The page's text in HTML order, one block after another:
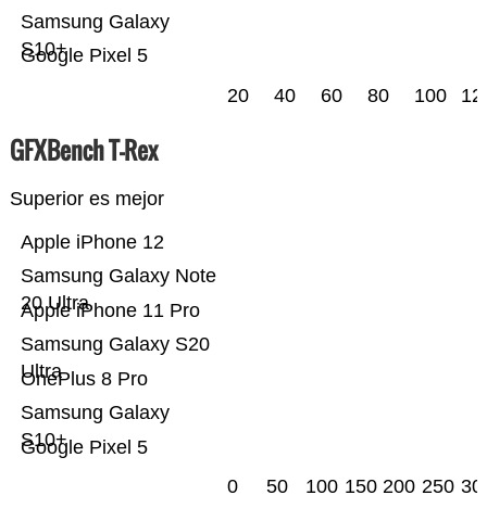
Google Pixel 5
Samsung Galaxy
S10+
20 40 60 80 100
GFXBench T-Rex
Superior es mejor
Google Pixel 5
Samsung Galaxy
S10+
OnePlus 8 Pro
Samsung Galaxy S20
Ultra
Apple iPhone 11 Pro
Samsung Galaxy Note
20 Ultra
Apple iPhone 12
0 50 100 150 200 250